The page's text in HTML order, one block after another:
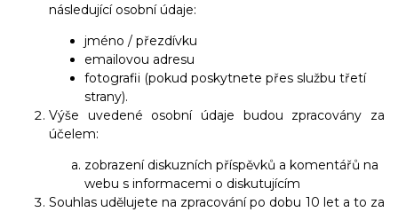
následující osobní údaje:
jméno / přezdívku
emailovou adresu
fotografii (pokud poskytnete přes službu třetí
strany).
Výše uvedené osobní údaje budou zpracovány za
účelem:
zobrazení diskuzních příspěvků a komentářů na
webu s informacemi o diskutujícím
Souhlas udělujete na zpracování po dobu 10 let a to za